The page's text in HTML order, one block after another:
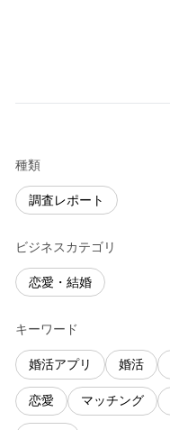
種類
調査レポート
ビジネスカテゴリ
恋愛・結婚
キーワード
婚活アプリ 婚活
恋愛 マッチング